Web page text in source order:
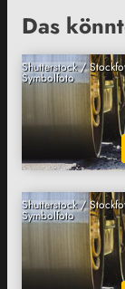
Das
Shutterstock /
Symbolfoto
Shutterstock /
Symbolfoto